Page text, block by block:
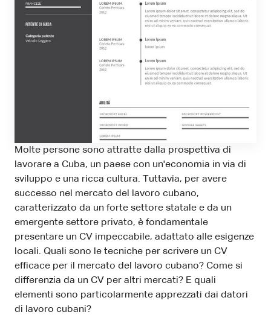
Molte persone sono attratte dalla prospettiva di
lavorare a Cuba, un paese con un'economia in via di
sviluppo e una ricca cultura. Tuttavia, per avere
successo nel mercato del lavoro cubano,
caratterizzato da un forte settore statale e da un
emergente settore privato, è fondamentale
presentare un CV impeccabile, adattato alle esigenze
locali. Quali sono le tecniche per scrivere un CV
efficace per il mercato del lavoro cubano? Come si
differenzia da un CV per altri mercati? E quali
elementi sono particolarmente apprezzati dai datori
di lavoro cubani?